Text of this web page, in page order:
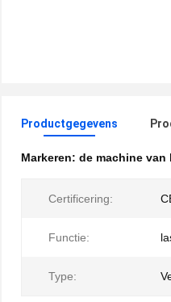
Productgegevens
Markeren: de machine van
Certificering:
Functie:
Type: